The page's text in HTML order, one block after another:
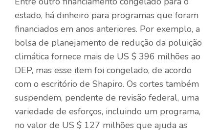
estado, há dinheiro para programas que foram
financiados em anos anteriores. Por exemplo, a
bolsa de planejamento de redução da poluição
climática fornece mais de US $ 396 milhões ao
DEP, mas esse item foi congelado, de acordo
com o escritório de Shapiro. Os cortes também
suspendem, pendente de revisão federal, uma
variedade de esforços, incluindo um programa,
no valor de US $ 127 milhões que ajuda as